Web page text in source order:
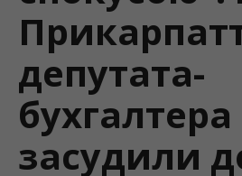
депутата-
бухгалтера
засудили